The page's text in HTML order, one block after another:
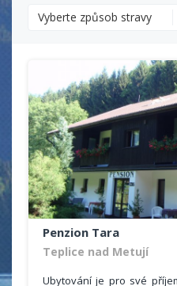
Vyberte způsob stravy
Penzion Tara
Teplice nad Metují
Ubytování je pro své